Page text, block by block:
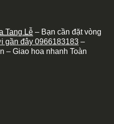
Tang Lễ– Bạn cần đặt vòng
gần đây 0966183183–
– Giao hoa nhanh Toàn